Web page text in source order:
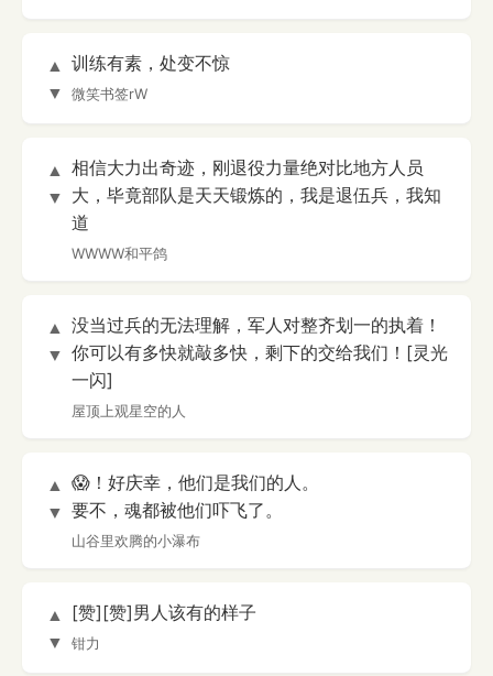
▲
▼
训练有素，处变不惊
微笑书签rW
▲
▼
相信大力出奇迹，刚退役力量绝对比地方人员
大，毕竟部队是天天锻炼的，我是退伍兵，我知
道
WWWW和平鸽
▲
▼
没当过兵的无法理解，军人对整齐划一的执着！
你可以有多快就敲多快，剩下的交给我们！[灵光
一闪]
屋顶上观星空的人
▲
▼
😱！好庆幸，他们是我们的人。
要不，魂都被他们吓飞了。
山谷里欢腾的小瀑布
▲
▼
[赞][赞]男人该有的样子
钳力